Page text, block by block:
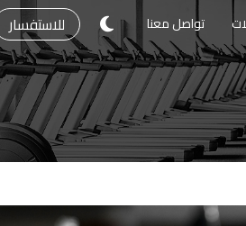
للاستفسار تواصل معنا